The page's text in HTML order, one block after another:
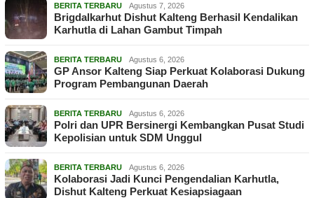
BERITA TERBARU Agustus 7, 2026
Brigdalkarhut Dishut Kalteng Berhasil Kendalikan
Karhutla di Lahan Gambut Timpah
BERITA TERBARU Agustus 6, 2026
GP Ansor Kalteng Siap Perkuat Kolaborasi Dukung
Program Pembangunan Daerah
BERITA TERBARU Agustus 6, 2026
Polri dan UPR Bersinergi Kembangkan Pusat Studi
Kepolisian untuk SDM Unggul
BERITA TERBARU Agustus 6, 2026
Kolaborasi Jadi Kunci Pengendalian Karhutla,
Dishut Kalteng Perkuat Kesiapsiagaan